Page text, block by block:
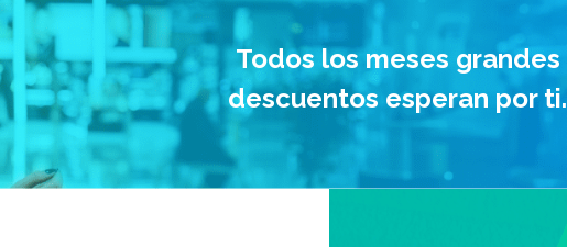
Todos los meses grandes
descuentos esperan por ti.